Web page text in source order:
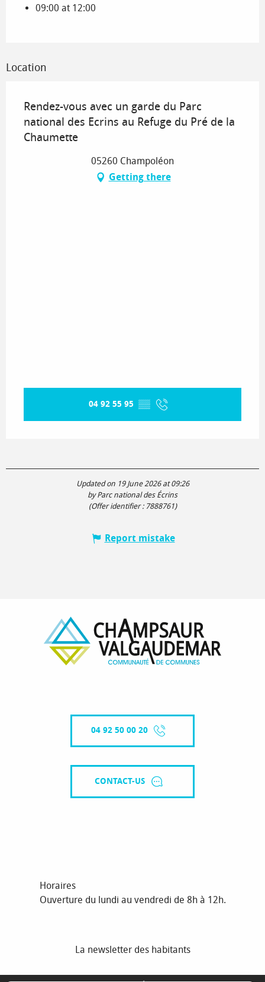
09:00 at 12:00
Location
Rendez-vous avec un garde du Parc
national des Ecrins au Refuge du Pré de la
Chaumette
05260 Champoléon
Getting there
04 92 55 95 ▒▒
Updated on 19 June 2026 at 09:26
by Parc national des Écrins
(Offer identifier : 7888761)
Report mistake
04 92 50 00 20
CONTACT-US
Horaires
Ouverture du lundi au vendredi de 8h à 12h.
La newsletter des habitants